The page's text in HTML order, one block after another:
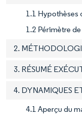
1.1 Hypothèses
1.2 Périmètre
2.
3. RÉSUMÉ
4. DYNAMIQUES
4.1 Aperçu du